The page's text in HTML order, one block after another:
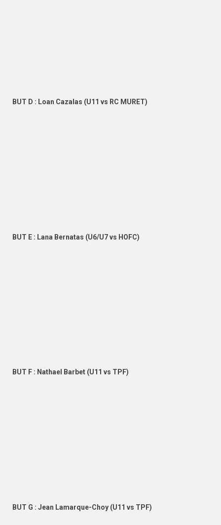
BUT D : Loan Cazalas (U11 vs RC MURET)
BUT E : Lana Bernatas (U6/U7 vs HOFC)
BUT F : Nathael Barbet (U11 vs TPF)
BUT G : Jean Lamarque-Choy (U11 vs TPF)